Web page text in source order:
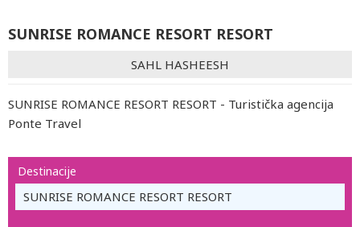
SUNRISE ROMANCE RESORT RESORT
SAHL HASHEESH
SUNRISE ROMANCE RESORT RESORT - Turistička agencija
Ponte Travel
Destinacije
SUNRISE ROMANCE RESORT RESORT